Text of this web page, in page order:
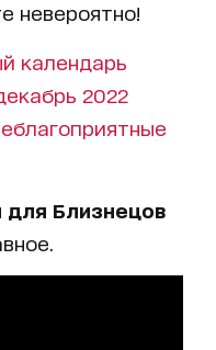
невероятно!
календарь
2022
для Близнецов